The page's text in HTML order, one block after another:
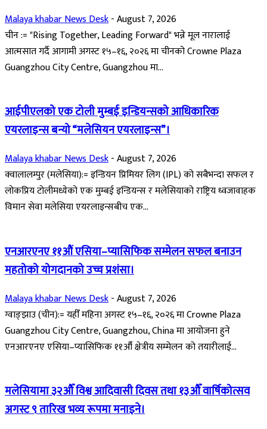
Malaya khabar News Desk-August 7, 2026
चीन := "Rising Together, Leading Forward" भन्ने मूल नारालाई
आत्मसात गर्दै आगामी अगस्ट १५–१६, २०२६ मा चीनको Crowne Plaza
Guangzhou City Centre, Guangzhou मा...
आईपीएलको एक टोली मुम्बई इन्डियन्सको आधिकारिक
एयरलाइन्स बन्यो “मलेसियन एयरलाइन्स”।
Malaya khabar News Desk-August 7, 2026
क्वालालम्पुर (मलेसिया):= इन्डियन प्रिमियर लिग (IPL) को सबैभन्दा सफल र
लोकप्रिय टोलीमध्येको एक मुम्बई इन्डियन्स र मलेसियाको राष्ट्रिय ध्वजावाहक
विमान सेवा मलेसिया एयरलाइन्सबीच एक...
एनआरएनए ११औं एसिया–प्यासिफिक सम्मेलन सफल बनाउन
महतोको योगदानको उच्च प्रशंसा।
Malaya khabar News Desk-August 7, 2026
ग्वाङ्झाउ (चीन):= यहीँ महिना अगस्ट १५–१६, २०२६ मा Crowne Plaza
Guangzhou City Centre, Guangzhou, China मा आयोजना हुने
एनआरएनए एसिया–प्यासिफिक ११औँ क्षेत्रीय सम्मेलन को तयारीलाई...
मलेसियामा ३२औँ विश्व आदिवासी दिवस तथा १३औँ वार्षिकोत्सव
अगस्ट ९ तारिख भव्य रूपमा मनाइने।